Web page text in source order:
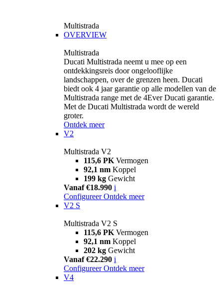
Multistrada
OVERVIEW
Multistrada
Ducati Multistrada neemt u mee op een
ontdekkingsreis door ongelooflijke
landschappen, over de grenzen heen. Ducati
biedt ook 4 jaar garantie op alle modellen van de
Multistrada range met de 4Ever Ducati garantie.
Met de Ducati Multistrada wordt de wereld
groter.
Ontdek meer
V2
Multistrada V2
115,6 PK Vermogen
92,1 nm Koppel
199 kg Gewicht
Vanaf €18.990 i
Configureer Ontdek meer
V2 S
Multistrada V2 S
115,6 PK Vermogen
92,1 nm Koppel
202 kg Gewicht
Vanaf €22.290 i
Configureer Ontdek meer
V4